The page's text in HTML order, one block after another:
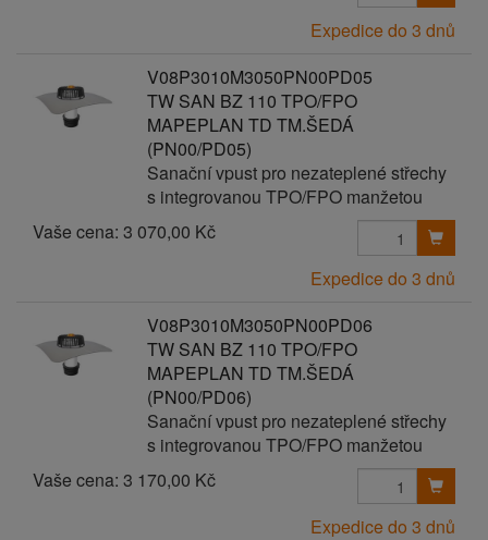
Expedice do 3 dnů
V08P3010M3050PN00PD05
TW SAN BZ 110 TPO/FPO
MAPEPLAN TD TM.ŠEDÁ
(PN00/PD05)
Sanační vpust pro nezateplené střechy
s integrovanou TPO/FPO manžetou
Vaše cena: 3 070,00 Kč
Expedice do 3 dnů
V08P3010M3050PN00PD06
TW SAN BZ 110 TPO/FPO
MAPEPLAN TD TM.ŠEDÁ
(PN00/PD06)
Sanační vpust pro nezateplené střechy
s integrovanou TPO/FPO manžetou
Vaše cena: 3 170,00 Kč
Expedice do 3 dnů